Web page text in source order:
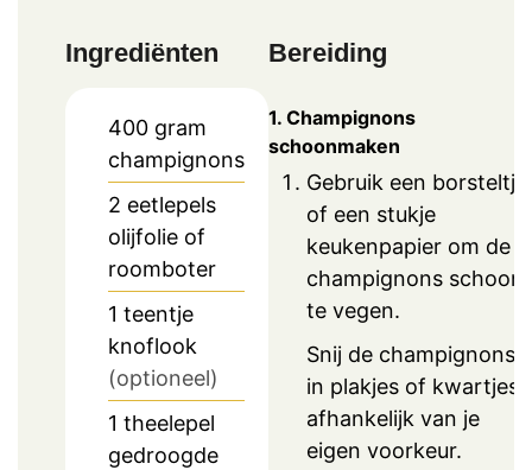
Ingrediënten
400 gram
champignons
2 eetlepels
olijfolie of
roomboter
1 teentje
knoflook
(optioneel)
1 theelepel
gedroogde
Bereiding
1. Champignons
schoonmaken
Gebruik een borsteltje
of een stukje
keukenpapier om de
champignons schoon
te vegen.
Snij de champignons
in plakjes of kwartjes,
afhankelijk van je
eigen voorkeur.